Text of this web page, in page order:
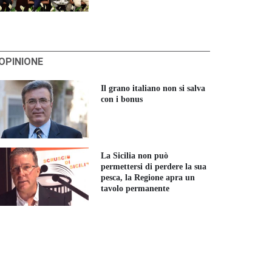
Il grano italiano non si salva
con i bonus
La Sicilia non può
permettersi di perdere la sua
pesca, la Regione apra un
tavolo permanente